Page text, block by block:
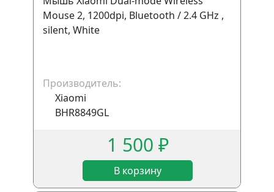
Mouse 2, 1200dpi, Bluetooth / 2.4 GHz ,
silent, White
Производитель:
Xiaomi
BHR8849GL
1 500 ₽
В корзину